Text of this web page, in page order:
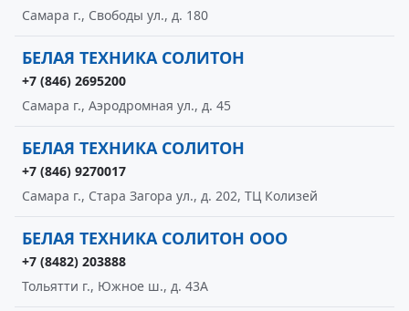
Самара г., Свободы ул., д. 180
БЕЛАЯ ТЕХНИКА СОЛИТОН
+7 (846) 2695200
Самара г., Аэродромная ул., д. 45
БЕЛАЯ ТЕХНИКА СОЛИТОН
+7 (846) 9270017
Самара г., Стара Загора ул., д. 202, ТЦ Колизей
БЕЛАЯ ТЕХНИКА СОЛИТОН ООО
+7 (8482) 203888
Тольятти г., Южное ш., д. 43А